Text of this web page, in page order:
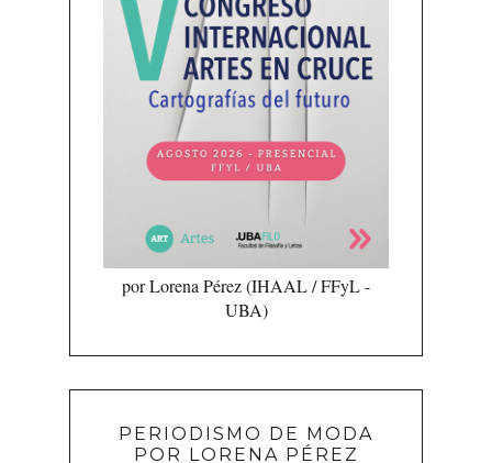
por Lorena Pérez (IHAAL / FFyL -
UBA)
PERIODISMO DE MODA
POR LORENA PÉREZ